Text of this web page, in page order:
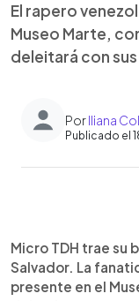
El rapero
Museo Marte,
deleitará con
PorIliana
Publicado el
►
Micro TDH trae su
Salvador. La
presente en el